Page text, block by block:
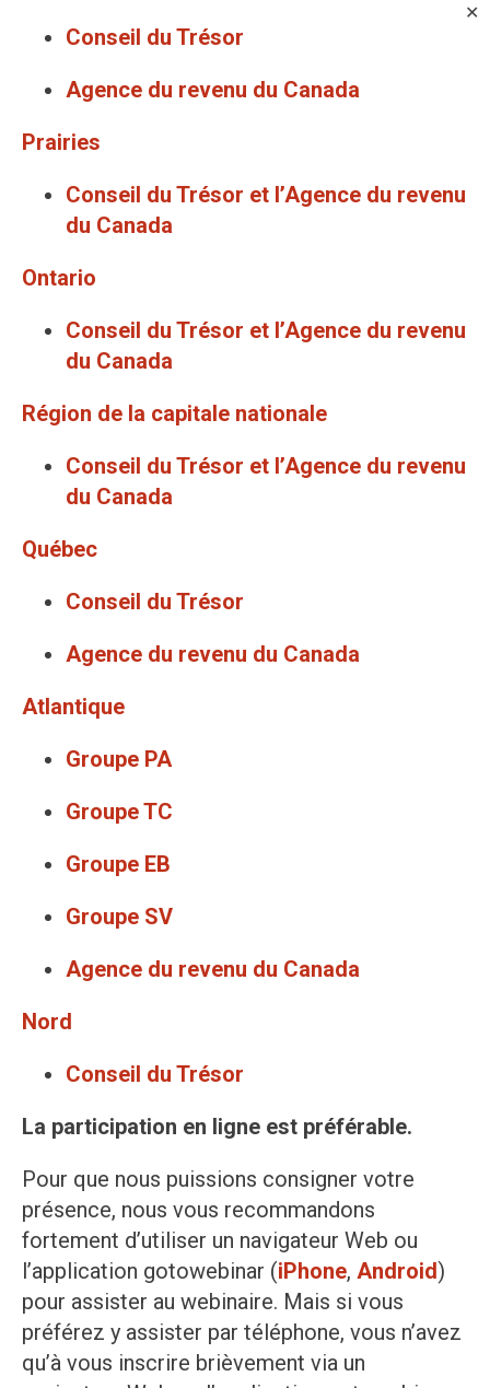
✕
Conseil du Trésor
Agence du revenu du Canada
Prairies
Conseil du Trésor et l’Agence du revenu
du Canada
Ontario
Conseil du Trésor et l’Agence du revenu
du Canada
Région de la capitale nationale
Conseil du Trésor et l’Agence du revenu
du Canada
Québec
Conseil du Trésor
Agence du revenu du Canada
Atlantique
Groupe PA
Groupe TC
Groupe EB
Groupe SV
Agence du revenu du Canada
Nord
Conseil du Trésor
La participation en ligne est préférable.
Pour que nous puissions consigner votre
présence, nous vous recommandons
fortement d’utiliser un navigateur Web ou
l’application gotowebinar (iPhone, Android)
pour assister au webinaire. Mais si vous
préférez y assister par téléphone, vous n’avez
qu’à vous inscrire brièvement via un